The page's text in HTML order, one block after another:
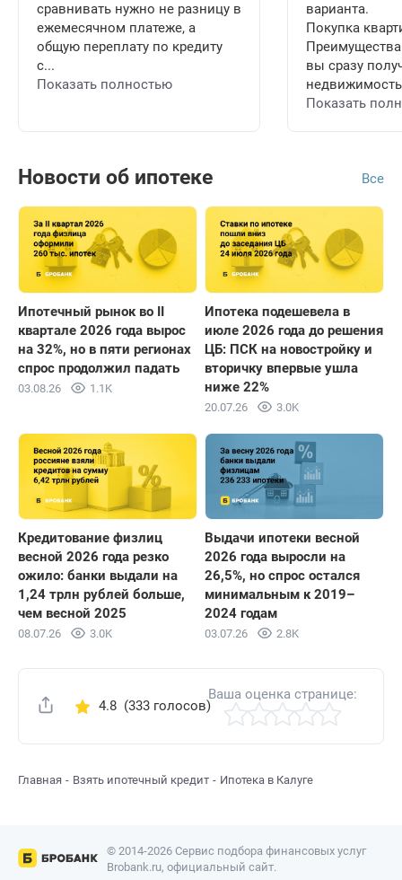
сравнивать нужно не разницу в
ежемесячном платеже, а
общую переплату по кредиту
с...
Показать полностью
варианта.
Покупка
Преимущества
вы сразу
Показать
Новости об ипотеке Все
Ипотечный рынок во II
квартале 2026 года вырос
на 32%, но в пяти регионах
спрос продолжил падать
03.08.26 1.1K
Ипотека подешевела в
июле 2026 года до решения
ЦБ: ПСК на новостройку и
вторичку впервые ушла
ниже 22%
20.07.26 3.0K
Кредитование физлиц
весной 2026 года резко
ожило: банки выдали на
1,24 трлн рублей больше,
чем весной 2025
08.07.26 3.0K
Выдачи ипотеки весной
2026 года выросли на
26,5%, но спрос остался
минимальным к 2019–
2024 годам
03.07.26 2.8K
Поделиться
4.8(333 голосов)
Ваша оценка странице:
Главная Взять ипотечный кредит Ипотека в Калуге
© 2014-2026 Сервис подбора финансовых услуг
Brobank.ru, официальный сайт.